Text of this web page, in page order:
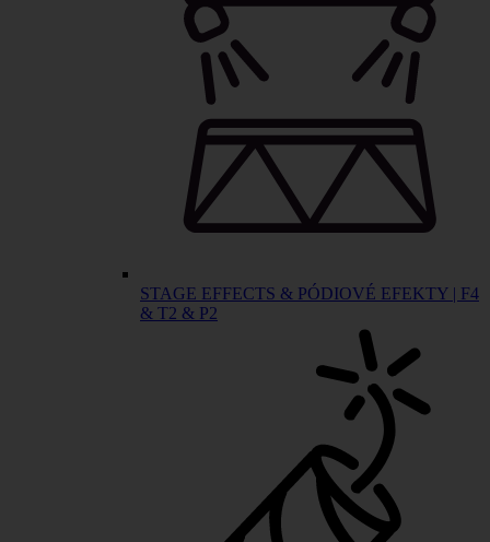
STAGE EFFECTS & PÓDIOVÉ EFEKTY | F4
& T2 & P2